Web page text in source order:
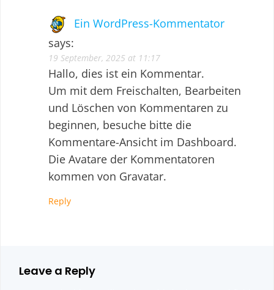
Ein WordPress-Kommentator
says:
19 September, 2025 at 11:17
Hallo, dies ist ein Kommentar.
Um mit dem Freischalten, Bearbeiten
und Löschen von Kommentaren zu
beginnen, besuche bitte die
Kommentare-Ansicht im Dashboard.
Die Avatare der Kommentatoren
kommen von Gravatar.
Reply
Leave a Reply